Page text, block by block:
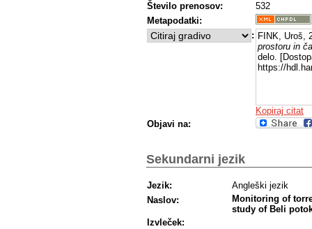
Število prenosov:
532
Metapodatki:
: FINK, Uroš,
prostoru in
delo.
https://
Kopiraj citat
Objavi na:
Sekundarni jezik
Jezik:
Angleški jezik
Naslov:
Monitoring of
study of Beli
Izvleček: